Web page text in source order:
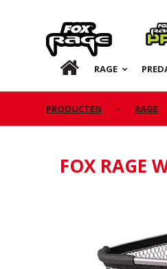
Rage
NL RAGE
PRODUCTEN RAGE
FOX RAGE